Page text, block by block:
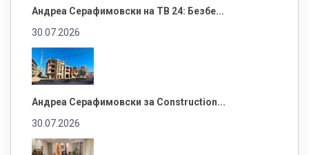
Андреа Серафимовски на ТВ 24: Безбе...
30.07.2026
Андреа Серафимовски за Construction...
30.07.2026